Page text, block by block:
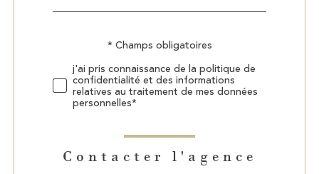
défaut
Validation* Champs obligatoires
j'ai pris connaissance de la politique de
confidentialité et des informations
relatives au traitement de mes données
personnelles*
Contacter l'agence